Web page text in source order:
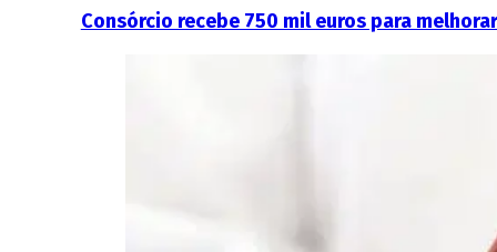
Consórcio recebe 750 mil euros para